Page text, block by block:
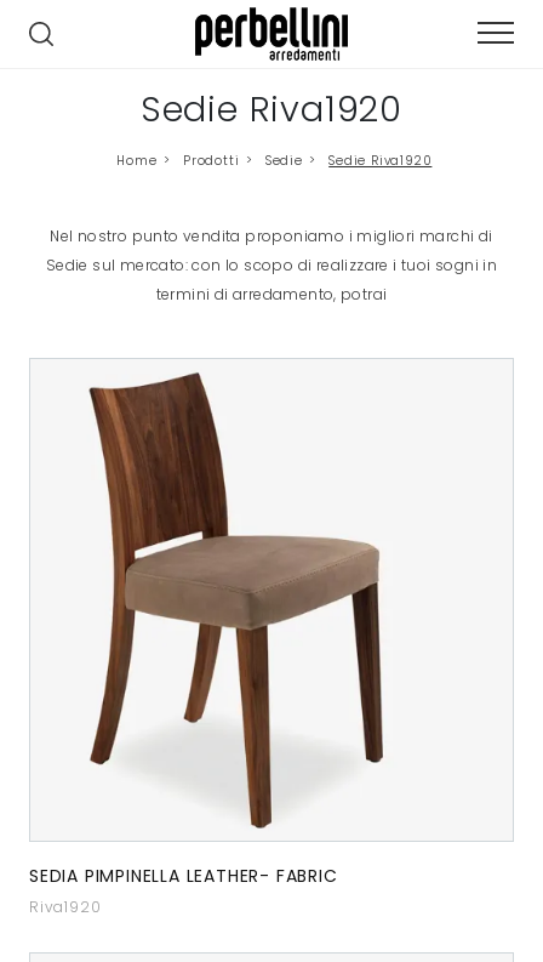
Sedie Riva1920
Home > Prodotti > Sedie > Sedie Riva1920
Nel nostro punto vendita proponiamo i migliori marchi di
Sedie sul mercato: con lo scopo di realizzare i tuoi sogni in
termini di arredamento, potrai
SEDIA PIMPINELLA LEATHER- FABRIC
Riva1920